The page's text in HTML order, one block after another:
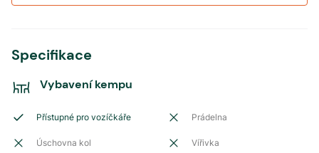
Specifikace
Vybavení kempu
Přístupné pro vozíčkáře Prádelna
Úschovna kol Vířivka